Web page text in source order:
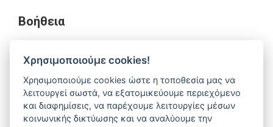
Βοήθεια
Έχετε απορίες. Χρειάζεστε βοήθεια;
210 52 14 037 support@alfa-pharm.gr
Χρησιμοποιούμε cookies!
Χρησιμοποιούμε cookies ώστε η τοποθεσία μας να
λειτουργεί σωστά, να εξατομικεύουμε περιεχόμενο
και διαφημίσεις, να παρέχουμε λειτουργίες μέσων
κοινωνικής δικτύωσης και να αναλύουμε την